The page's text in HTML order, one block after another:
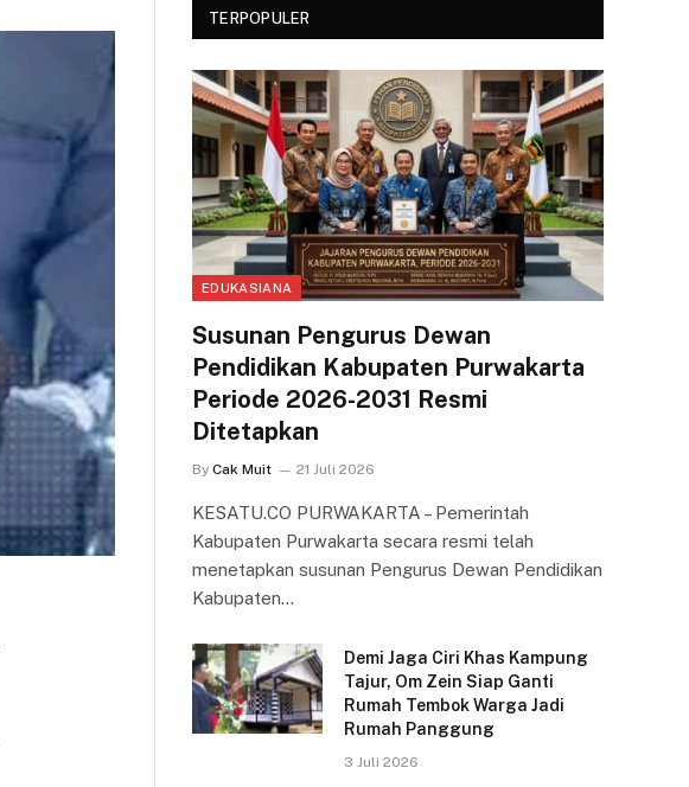
TERPOPULER
EDUKASIANA
Susunan Pengurus Dewan
Pendidikan Kabupaten Purwakarta
Periode 2026-2031 Resmi
Ditetapkan
By Cak Muit 21 Juli 2026
KESATU.CO PURWAKARTA – Pemerintah
Kabupaten Purwakarta secara resmi telah
menetapkan susunan Pengurus Dewan Pendidikan
Kabupaten…
Demi Jaga Ciri Khas Kampung
Tajur, Om Zein Siap Ganti
Rumah Tembok Warga Jadi
Rumah Panggung
3 Juli 2026